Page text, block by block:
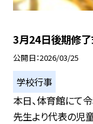
3月24日後期修
公開日 2026/03/25
学校行事
本日、体育館にて
先生より代表の児